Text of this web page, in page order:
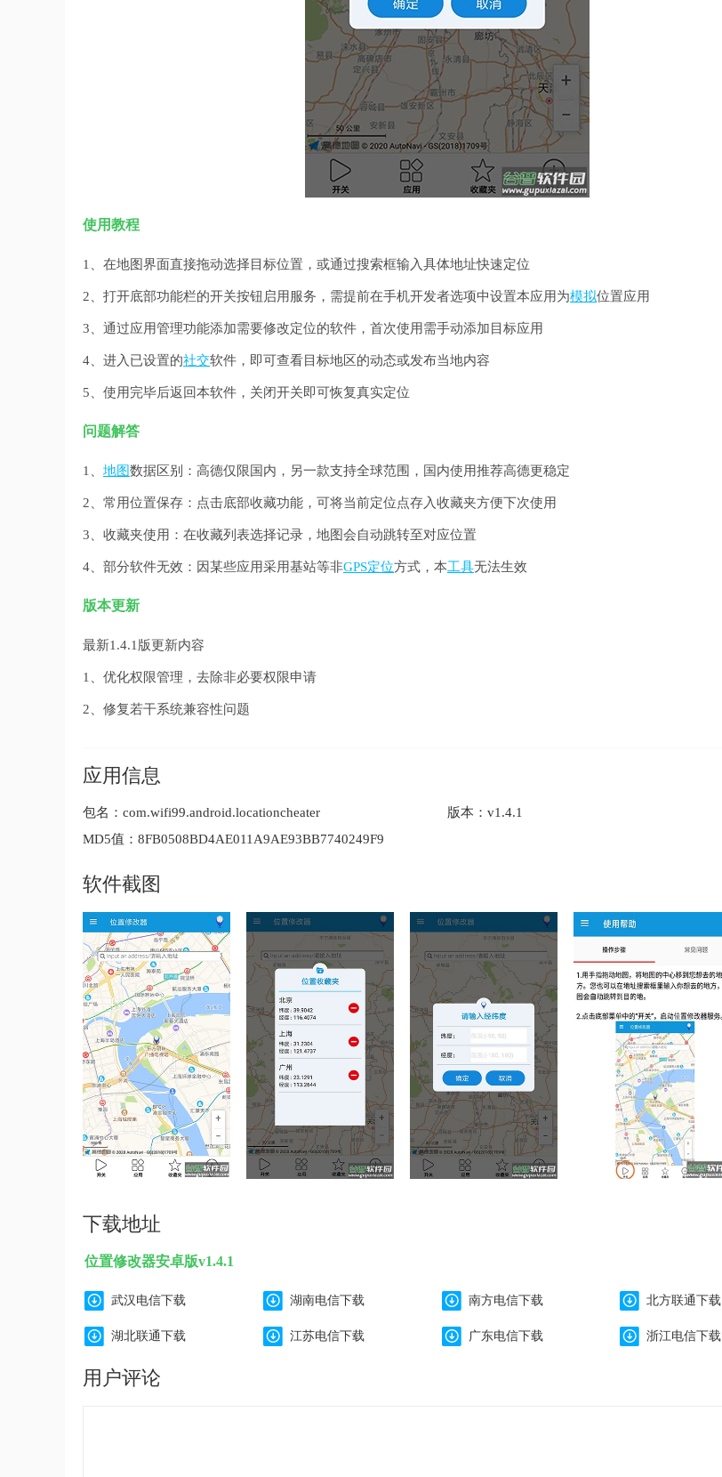
使用教程
1、在地图界面直接拖动选择目标位置，或通过搜索框输入具体地址快速定位
2、打开底部功能栏的开关按钮启用服务，需提前在手机开发者选项中设置本应用为模拟位置应用
3、通过应用管理功能添加需要修改定位的软件，首次使用需手动添加目标应用
4、进入已设置的社交软件，即可查看目标地区的动态或发布当地内容
5、使用完毕后返回本软件，关闭开关即可恢复真实定位
问题解答
1、 地图数据区别：高德仅限国内，另一款支持全球范围，国内使用推荐高德更稳定
2、常用位置保存：点击底部收藏功能，可将当前定位点存入收藏夹方便下次使用
3、收藏夹使用：在收藏列表选择记录，地图会自动跳转至对应位置
4、部分软件无效：因某些应用采用基站等非GPS定位方式，本工具无法生效
版本更新
最新1.4.1版更新内容
1、优化权限管理，去除非必要权限申请
2、修复若干系统兼容性问题
应用信息
包名： com.wifi99.android.locationcheater 版本： v1.4.1
MD5值： 8FB0508BD4AE011A9AE93BB7740249F9
软件截图
下载地址
位置修改器安卓版v1.4.1
武汉电信下载 湖南电信下载 南方电信下载 北方联通下载
湖北联通下载 江苏电信下载 广东电信下载 浙江电信下载
用户评论